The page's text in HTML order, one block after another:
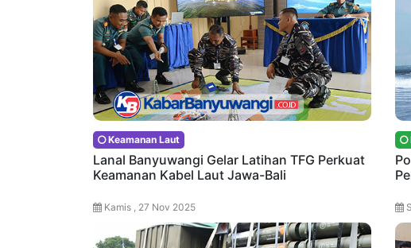
Keamanan Laut
Lanal Banyuwangi Gelar Latihan TFG Perkuat
Keamanan Kabel Laut Jawa-Bali
Kamis , 27 Nov 2025